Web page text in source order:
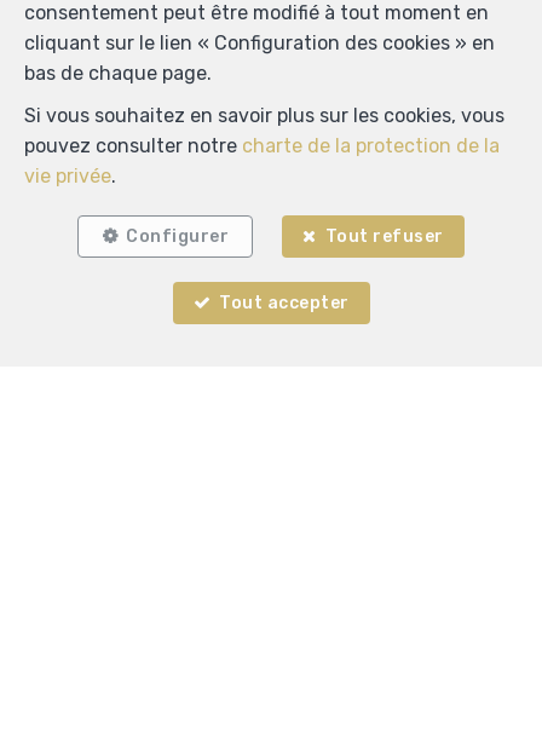
Localiser sur la carte
consentement peut être modifié à tout moment en
cliquant sur le lien « Configuration des cookies » en
bas de chaque page.
Si vous souhaitez en savoir plus sur les cookies, vous
pouvez consulter notre charte de la protection de la
vie privée.
Configurer Tout refuser
Tout accepter